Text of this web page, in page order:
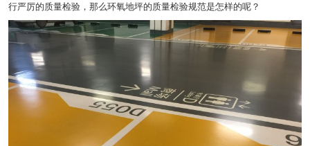
行严厉的质量检验，那么环氧地坪的质量检验规范是怎样的呢？